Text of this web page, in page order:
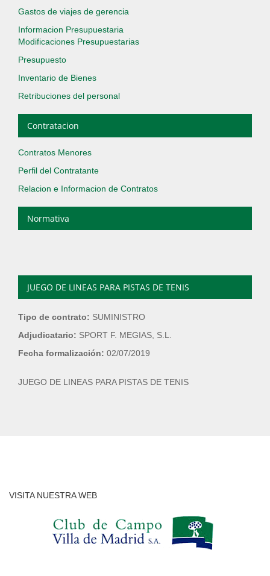
Gastos de viajes de gerencia
Informacion Presupuestaria
Modificaciones Presupuestarias
Presupuesto
Inventario de Bienes
Retribuciones del personal
Contratacion
Contratos Menores
Perfil del Contratante
Relacion e Informacion de Contratos
Normativa
JUEGO DE LINEAS PARA PISTAS DE TENIS
Tipo de contrato: SUMINISTRO
Adjudicatario: SPORT F. MEGIAS, S.L.
Fecha formalización: 02/07/2019
JUEGO DE LINEAS PARA PISTAS DE TENIS
VISITA NUESTRA WEB